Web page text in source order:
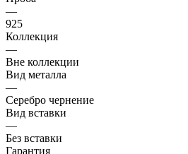
—
925
Коллекция
—
Вне коллекции
Вид металла
—
Серебро чернение
Вид вставки
—
Без вставки
Гарантия